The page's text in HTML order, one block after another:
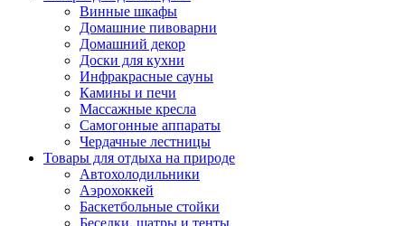
Винные шкафы
Домашние пивоварни
Домашний декор
Доски для кухни
Инфракрасные сауны
Камины и печи
Массажные кресла
Самогонные аппараты
Чердачные лестницы
Товары для отдыха на природе
Автохолодильники
Аэрохоккей
Баскетбольные стойки
Беседки, шатры и тенты